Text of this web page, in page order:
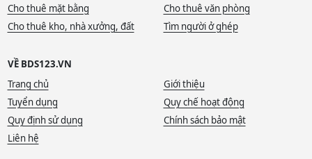
Cho thuê mặt bằng
Cho thuê văn phòng
Cho thuê kho, nhà xưởng, đất
Tìm người ở ghép
VỀ BDS123.VN
Trang chủ
Giới thiệu
Tuyển dụng
Quy chế hoạt động
Quy định sử dụng
Chính sách bảo mật
Liên hệ